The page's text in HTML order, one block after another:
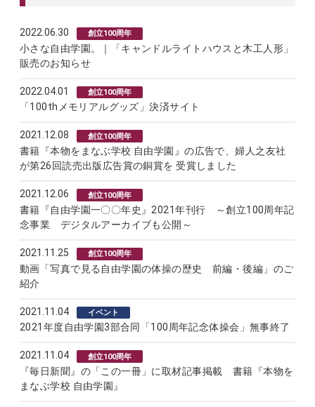
2022.06.30 創立100周年
小さな自由学園。｜「キャンドルライトハウスと木工人形」
販売のお知らせ
2022.04.01 創立100周年
「100thメモリアルグッズ」決済サイト
2021.12.08 創立100周年
書籍『本物をまなぶ学校 自由学園』の広告で、婦人之友社
が第26回読売出版広告賞の銅賞を 受賞しました
2021.12.06 創立100周年
書籍『自由学園一〇〇年史』2021年刊行 ～創立100周年記
念事業 デジタルアーカイブも公開～
2021.11.25 創立100周年
動画「写真で見る自由学園の体操の歴史 前編・後編」のご
紹介
2021.11.04 イベント
2021年度自由学園3部合同「100周年記念体操会」無事終了
2021.11.04 創立100周年
『毎日新聞』の「この一冊」に取材記事掲載 書籍『本物を
まなぶ学校 自由学園』